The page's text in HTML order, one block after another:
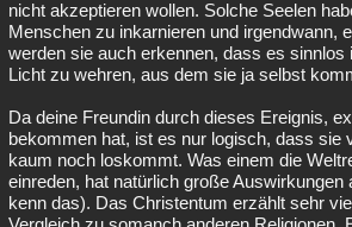
nicht akzeptieren wollen. Solche Seelen
Menschen zu inkarnieren und irgendwann,
werden sie auch erkennen, dass es sinnlos
Licht zu wehren, aus dem sie ja selbst
Da deine Freundin durch dieses Ereignis,
bekommen hat, ist es nur logisch, dass sie
kaum noch loskommt. Was einem die
einreden, hat natürlich große Auswirkungen
kenn das). Das Christentum erzählt sehr